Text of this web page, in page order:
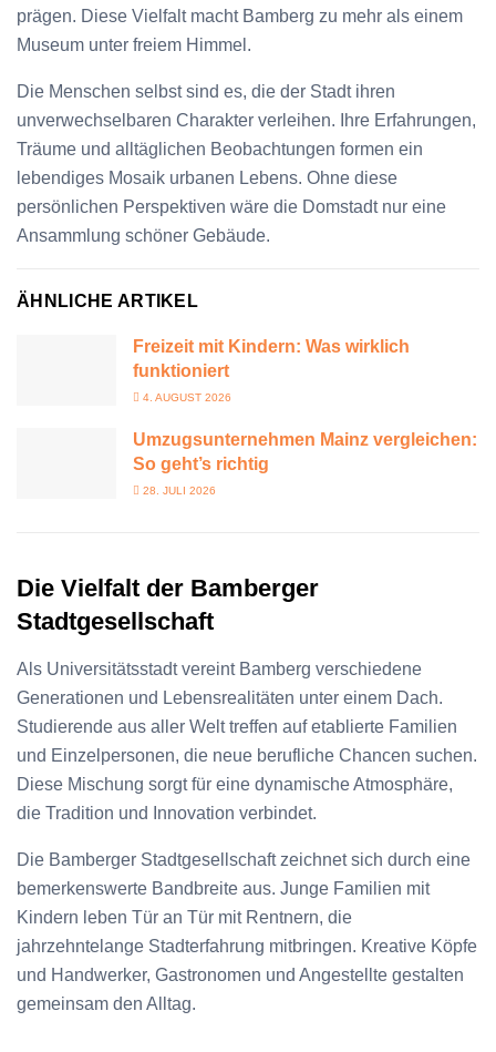
prägen. Diese Vielfalt macht Bamberg zu mehr als einem
Museum unter freiem Himmel.
Die Menschen selbst sind es, die der Stadt ihren
unverwechselbaren Charakter verleihen. Ihre Erfahrungen,
Träume und alltäglichen Beobachtungen formen ein
lebendiges Mosaik urbanen Lebens. Ohne diese
persönlichen Perspektiven wäre die Domstadt nur eine
Ansammlung schöner Gebäude.
ÄHNLICHE ARTIKEL
Freizeit mit Kindern: Was wirklich
funktioniert
4. AUGUST 2026
Umzugsunternehmen Mainz vergleichen:
So geht’s richtig
28. JULI 2026
Die Vielfalt der Bamberger
Stadtgesellschaft
Als Universitätsstadt vereint Bamberg verschiedene
Generationen und Lebensrealitäten unter einem Dach.
Studierende aus aller Welt treffen auf etablierte Familien
und Einzelpersonen, die neue berufliche Chancen suchen.
Diese Mischung sorgt für eine dynamische Atmosphäre,
die Tradition und Innovation verbindet.
Die Bamberger Stadtgesellschaft zeichnet sich durch eine
bemerkenswerte Bandbreite aus. Junge Familien mit
Kindern leben Tür an Tür mit Rentnern, die
jahrzehntelange Stadterfahrung mitbringen. Kreative Köpfe
und Handwerker, Gastronomen und Angestellte gestalten
gemeinsam den Alltag.